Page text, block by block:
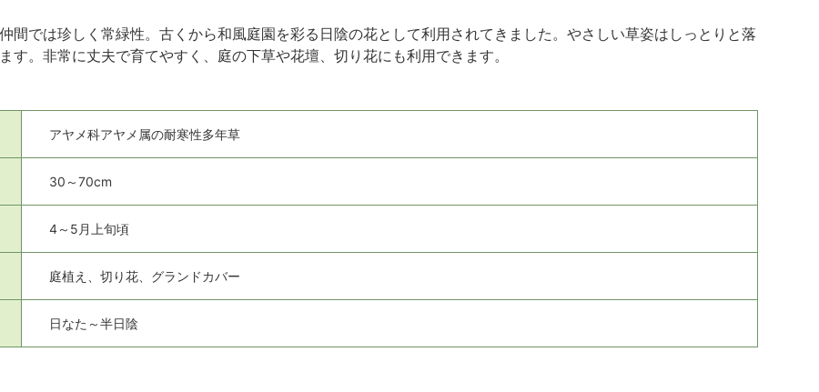
間では珍しく常緑性。古くから和風庭園を彩る日陰の花として利用されてきました。やさしい草姿はしっとりと落
す。非常に丈夫で育てやすく、庭の下草や花壇、切り花にも利用できます。
アヤメ科アヤメ属の耐寒性多年草
30～70cm
4～5月上旬頃
庭植え、切り花、グランドカバー
日なた～半日陰